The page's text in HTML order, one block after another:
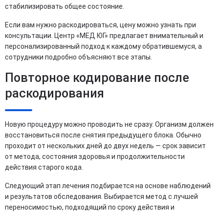
стабилизировать общее состояние.
Если вам нужно раскодироваться, цену можно узнать при
консультации. Центр «МЕД ЮГ» предлагает внимательный и
персонализированный подход к каждому обратившемуся, а
сотрудники подробно объясняют все этапы.
Повторное кодирование после
раскодирования
Новую процедуру можно проводить не сразу. Организм должен
восстановиться после снятия предыдущего блока. Обычно
проходит от нескольких дней до двух недель — срок зависит
от метода, состояния здоровья и продолжительности
действия старого кода.
Следующий этап лечения подбирается на основе наблюдений
и результатов обследования. Выбирается метод с лучшей
переносимостью, подходящий по сроку действия и